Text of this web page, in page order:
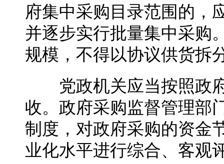
府集中采购目录范围的，
并逐步实行批量集中采购
规模，不得以协议供货拆
党政机关应当按照政府
收。政府采购监督管理部
制度，对政府采购的资金
业化水平进行综合、客观